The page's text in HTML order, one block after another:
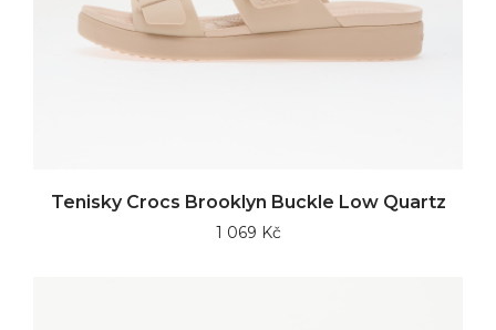
Tenisky Crocs Brooklyn Buckle Low Quartz
1 069 Kč